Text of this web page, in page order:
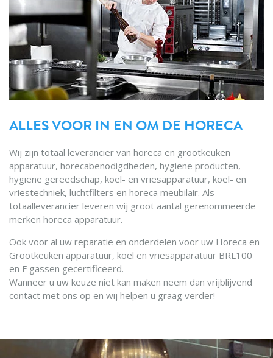
ALLES VOOR IN EN OM DE HORECA
Wij zijn totaal leverancier van horeca en grootkeuken
apparatuur, horecabenodigdheden, hygiene producten,
hygiene gereedschap, koel- en vriesapparatuur, koel- en
vriestechniek, luchtfilters en horeca meubilair. Als
totaalleverancier leveren wij groot aantal gerenommeerde
merken horeca apparatuur.
Ook voor al uw reparatie en onderdelen voor uw Horeca en
Grootkeuken apparatuur, koel en vriesapparatuur BRL100
en F gassen gecertificeerd.
Wanneer u uw keuze niet kan maken neem dan vrijblijvend
contact met ons op en wij helpen u graag verder!